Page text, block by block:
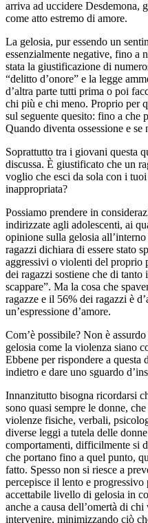
arriva ad uccidere Desdemona,
come atto estremo di amore.
La gelosia, pur essendo un
essenzialmente negative, fino a
stata la giustificazione di
“delitto d’onore” e la legge
d’altra parte tutti prima o poi
chi più e chi meno. Proprio per
sul seguente quesito: fino a che
Quando diventa ossessione e se
Soprattutto tra i giovani questa
discussa. È giustificato che un
voglio che esci da sola con i
inappropriata?
Possiamo prendere in
indirizzate agli adolescenti, ai
opinione sulla gelosia
ragazzi dichiara di essere stato
aggressivi o violenti del proprio
dei ragazzi sostiene che di
scappare”. Ma la cosa che
ragazze e il 56% dei ragazzi è
un’espressione d’amore.
Com’è possibile? Non è
gelosia come la violenza siano
Ebbene per rispondere a questa
indietro e dare uno sguardo
Innanzitutto bisogna ricordarsi
sono quasi sempre le donne,
violenze fisiche, verbali,
diverse leggi a tutela delle
comportamenti, difficilmente si
che portano fino a quel punto,
fatto. Spesso non si riesce a
percepisce il lento e progressivo
accettabile livello di gelosia in
anche a causa dell’omertà di
intervenire, minimizzando ciò